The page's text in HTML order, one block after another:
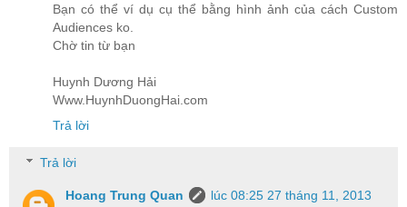
Bạn có thể ví dụ cụ thể bằng hình ảnh của cách Custom
Audiences ko.
Chờ tin từ bạn
Huynh Dương Hải
Www.HuynhDuongHai.com
Trả lời
Trả lời
Hoang Trung Quan
lúc 08:25 27 tháng 11, 2013